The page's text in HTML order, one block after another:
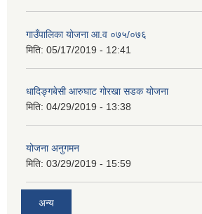
गाउँपालिका योजना आ.व ०७५/०७६
मिति: 05/17/2019 - 12:41
धादिङ्गबेसी आरुघाट गोरखा सडक योजना
मिति: 04/29/2019 - 13:38
योजना अनुगमन
मिति: 03/29/2019 - 15:59
अन्य